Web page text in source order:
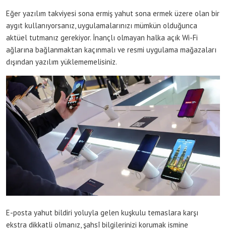
Eğer yazılım takviyesi sona ermiş yahut sona ermek üzere olan bir
aygıt kullanıyorsanız, uygulamalarınızı mümkün olduğunca
aktüel tutmanız gerekiyor. İnançlı olmayan halka açık Wi-Fi
ağlarına bağlanmaktan kaçınmalı ve resmi uygulama mağazaları
dışından yazılım yüklememelisiniz.
E-posta yahut bildiri yoluyla gelen kuşkulu temaslara karşı
ekstra dikkatli olmanız, şahsî bilgilerinizi korumak ismine